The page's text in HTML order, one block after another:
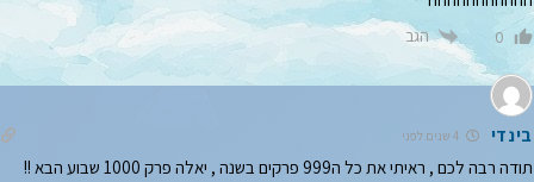
0 הגב
בינדי 4 שנים לפני
תודה רבה לכם , ראיתי את כל ה999 פרקים בשנה , יאלה פרק 1000 שבוע הבא !!